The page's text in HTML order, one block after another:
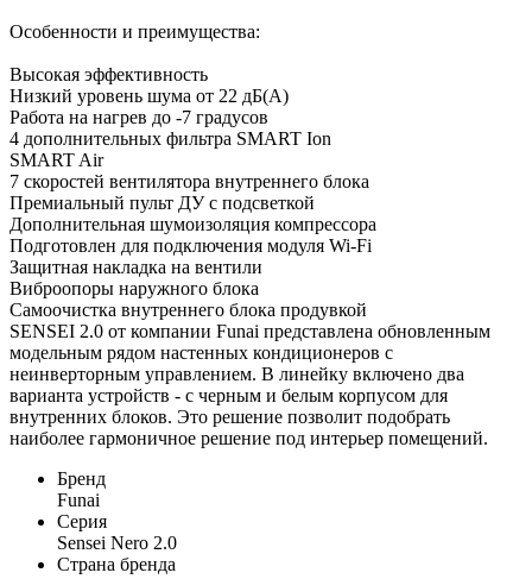
Особенности и преимущества:
Высокая эффективность
Низкий уровень шума от 22 дБ(А)
Работа на нагрев до -7 градусов
4 дополнительных фильтра SMART Ion
SMART Air
7 скоростей вентилятора внутреннего блока
Премиальный пульт ДУ с подсветкой
Дополнительная шумоизоляция компрессора
Подготовлен для подключения модуля Wi-Fi
Защитная накладка на вентили
Виброопоры наружного блока
Самоочистка внутреннего блока продувкой
SENSEI 2.0 от компании Funai представлена обновленным
модельным рядом настенных кондиционеров с
неинверторным управлением. В линейку включено два
варианта устройств - с черным и белым корпусом для
внутренних блоков. Это решение позволит подобрать
наиболее гармоничное решение под интерьер помещений.
Бренд
Funai
Серия
Sensei Nero 2.0
Страна бренда